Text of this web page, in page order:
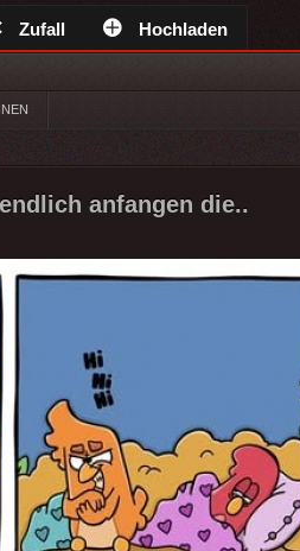
Zufall Hochladen
anfangen die..